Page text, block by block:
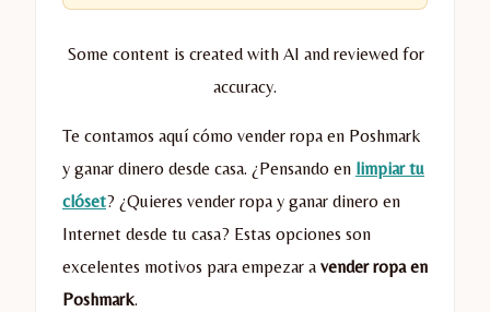
Some content is created with AI and reviewed for
accuracy.
Te contamos aquí cómo vender ropa en Poshmark
y ganar dinero desde casa. ¿Pensando en limpiar tu
clóset? ¿Quieres vender ropa y ganar dinero en
Internet desde tu casa? Estas opciones son
excelentes motivos para empezar a vender ropa en
Poshmark.